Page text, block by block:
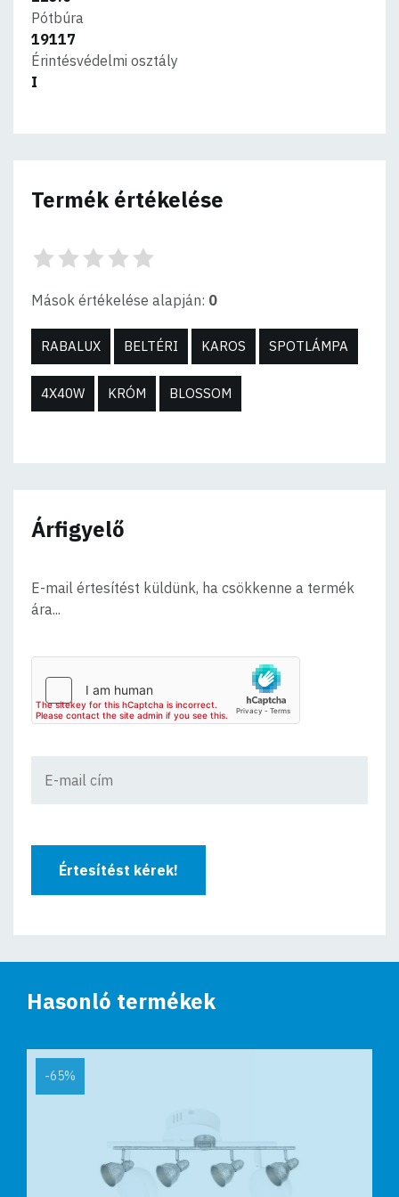
Pótbúra
19117
Érintésvédelmi osztály
I
Termék értékelése
Mások értékelése alapján: 0
RABALUX BELTÉRI KAROS SPOTLÁMPA
4X40W KRÓM BLOSSOM
Árfigyelő
E-mail értesítést küldünk, ha csökkenne a termék
ára...
Értesítést kérek!
Hasonló termékek
-65%